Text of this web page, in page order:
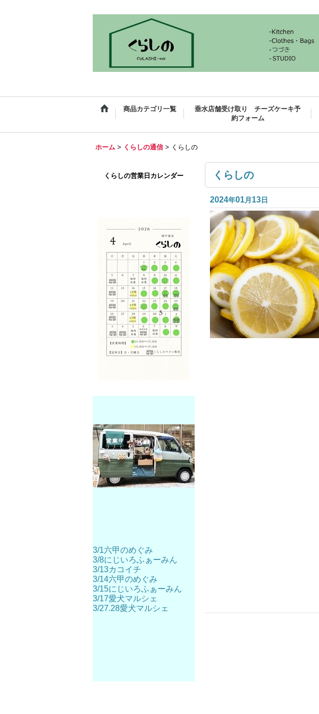
商品カテゴリ一覧
垂水店舗受け取り チーズケーキ予
約フォーム
ホーム > くらしの通信 > くらしの
くらしの営業日カレンダー
3/1六甲のめぐみ
3/8にじいろふぁーみん
3/13カコイチ
3/14六甲のめぐみ
3/15にじいろふぁーみん
3/17愛犬マルシェ
3/27.28愛犬マルシェ
くらしの
2024年01 月 13 日